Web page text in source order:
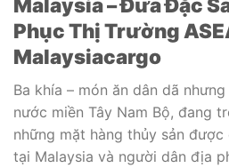
Malaysia – Đưa Đặc
Phục Thị Trường
Malaysiacargo
Ba khía – món ăn dân dã
nước miền Tây Nam Bộ, đang
những mặt hàng thủy sản
tại Malaysia và người dân địa